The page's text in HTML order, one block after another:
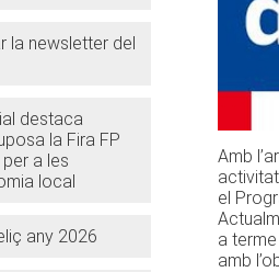
la newsletter del
destaca
la Fira FP
a les
local
any 2026
Amb
el
a
amb